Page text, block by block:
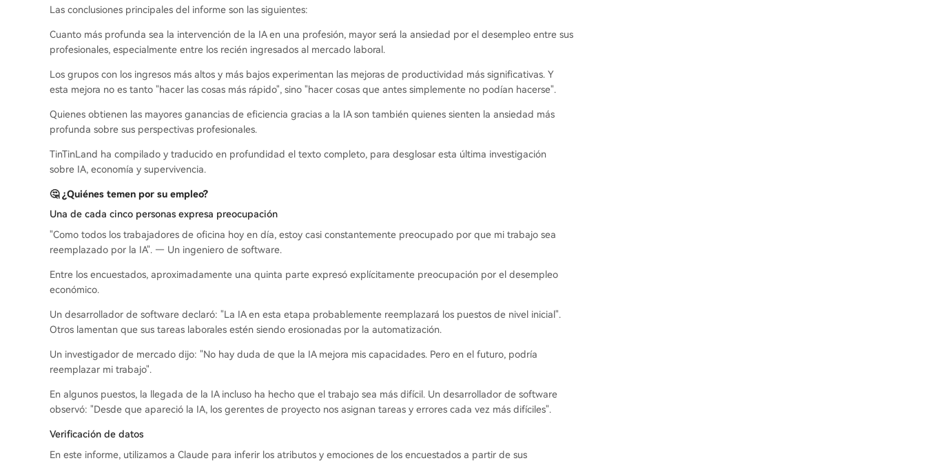
Las conclusiones principales del informe son las siguientes:
Cuanto más profunda sea la intervención de la IA en una profesión, mayor será la ansiedad por el desempleo entre sus
profesionales, especialmente entre los recién ingresados al mercado laboral.
Los grupos con los ingresos más altos y más bajos experimentan las mejoras de productividad más significativas. Y
esta mejora no es tanto "hacer las cosas más rápido", sino "hacer cosas que antes simplemente no podían hacerse".
Quienes obtienen las mayores ganancias de eficiencia gracias a la IA son también quienes sienten la ansiedad más
profunda sobre sus perspectivas profesionales.
TinTinLand ha compilado y traducido en profundidad el texto completo, para desglosar esta última investigación
sobre IA, economía y supervivencia.
🤔 ¿Quiénes temen por su empleo?
Una de cada cinco personas expresa preocupación
"Como todos los trabajadores de oficina hoy en día, estoy casi constantemente preocupado por que mi trabajo sea
reemplazado por la IA". — Un ingeniero de software.
Entre los encuestados, aproximadamente una quinta parte expresó explícitamente preocupación por el desempleo
económico.
Un desarrollador de software declaró: "La IA en esta etapa probablemente reemplazará los puestos de nivel inicial".
Otros lamentan que sus tareas laborales estén siendo erosionadas por la automatización.
Un investigador de mercado dijo: "No hay duda de que la IA mejora mis capacidades. Pero en el futuro, podría
reemplazar mi trabajo".
En algunos puestos, la llegada de la IA incluso ha hecho que el trabajo sea más difícil. Un desarrollador de software
observó: "Desde que apareció la IA, los gerentes de proyecto nos asignan tareas y errores cada vez más difíciles".
Verificación de datos
En este informe, utilizamos a Claude para inferir los atributos y emociones de los encuestados a partir de sus